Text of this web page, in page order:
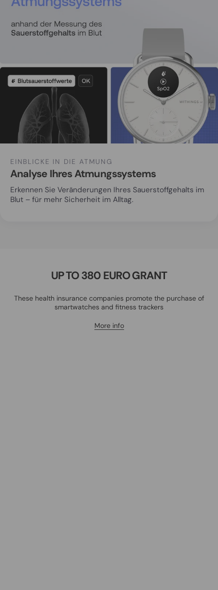
EINBLICKE IN DIE ATMUNG
Analyse Ihres Atmungssystems
Erkennen Sie Veränderungen Ihres Sauerstoffgehalts im
Blut – für mehr Sicherheit im Alltag.
UP TO 380 EURO GRANT
These health insurance companies promote the purchase of
smartwatches and fitness trackers
More info